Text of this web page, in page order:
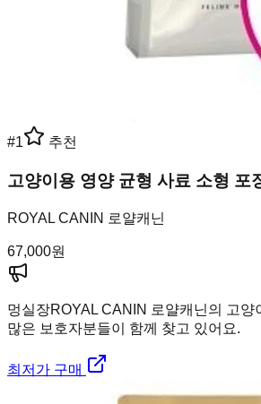
#1 추천
고양이용 영양 균형 사료 소형 포
ROYAL CANIN 로얄캐닌
67,000원
멍실장ROYAL CANIN 로얄캐닌의 고양
많은 보호자분들이 함께 찾고 있어요.
최저가 구매